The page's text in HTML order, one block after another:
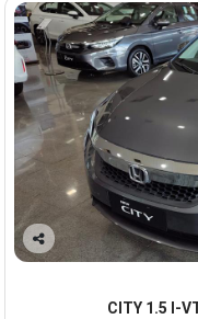
Co
CITY 1.5 I-